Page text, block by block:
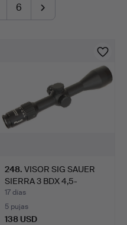
6
248. VISOR SIG SAUER
SIERRA 3 BDX 4,5-
14,5X50.
17 días
5 pujas
138 USD